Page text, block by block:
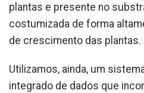
plantas e presente no
costumizada de forma
de crescimento das plantas.
Utilizamos, ainda, um
integrado de dados que